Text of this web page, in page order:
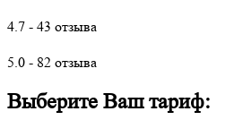
4.7 - 43 отзыва
5.0 - 82 отзыва
Выберите Ваш тариф: